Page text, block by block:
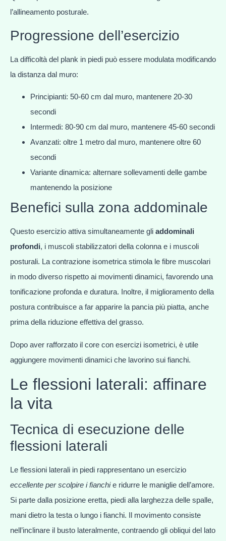
l’allineamento posturale.
Progressione dell’esercizio
La difficoltà del plank in piedi può essere modulata modificando
la distanza dal muro:
Principianti: 50-60 cm dal muro, mantenere 20-30
secondi
Intermedi: 80-90 cm dal muro, mantenere 45-60 secondi
Avanzati: oltre 1 metro dal muro, mantenere oltre 60
secondi
Variante dinamica: alternare sollevamenti delle gambe
mantenendo la posizione
Benefici sulla zona addominale
Questo esercizio attiva simultaneamente gli addominali
profondi, i muscoli stabilizzatori della colonna e i muscoli
posturali. La contrazione isometrica stimola le fibre muscolari
in modo diverso rispetto ai movimenti dinamici, favorendo una
tonificazione profonda e duratura. Inoltre, il miglioramento della
postura contribuisce a far apparire la pancia più piatta, anche
prima della riduzione effettiva del grasso.
Dopo aver rafforzato il core con esercizi isometrici, è utile
aggiungere movimenti dinamici che lavorino sui fianchi.
Le flessioni laterali: affinare
la vita
Tecnica di esecuzione delle
flessioni laterali
Le flessioni laterali in piedi rappresentano un esercizio
eccellente per scolpire i fianchie ridurre le maniglie dell’amore.
Si parte dalla posizione eretta, piedi alla larghezza delle spalle,
mani dietro la testa o lungo i fianchi. Il movimento consiste
nell’inclinare il busto lateralmente, contraendo gli obliqui del lato